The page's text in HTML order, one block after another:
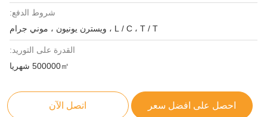
شروط الدفع:
L / C ، T / T ، ويسترن يونيون ، موني جرام
القدرة على التوريد:
500000㎡ شهريا
احصل على افضل سعر اتصل الآن